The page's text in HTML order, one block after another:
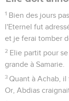
le fossé.
Au moment de
Elie s'avança et
d'Israël ! Que l'on
en Israël et que
sur ton ordre !
37 Réponds-moi,